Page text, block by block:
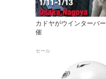
カドヤがウインターバ
催
セール